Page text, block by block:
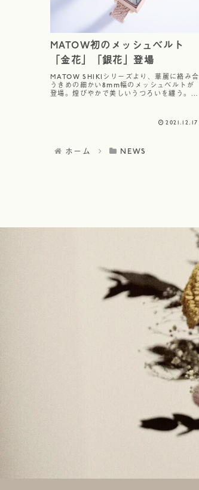
MATOW初のメッシュベルト
「金花」「銀花」登場
MATOW SHIKIシリーズより、華麗に絡み合
うきめの細かい8mm幅のメッシュベルトが
登場。煌びやかで美しいうつろいを纏う。着
てくれます。※メッシュベルトは、...
2021.12.17
ホーム NEWS